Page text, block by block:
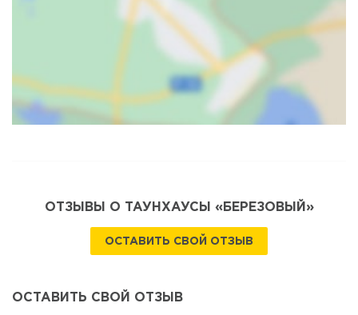
ОТЗЫВЫ О ТАУНХАУСЫ «БЕРЕЗОВЫЙ»
ОСТАВИТЬ СВОЙ ОТЗЫВ
ОСТАВИТЬ СВОЙ ОТЗЫВ